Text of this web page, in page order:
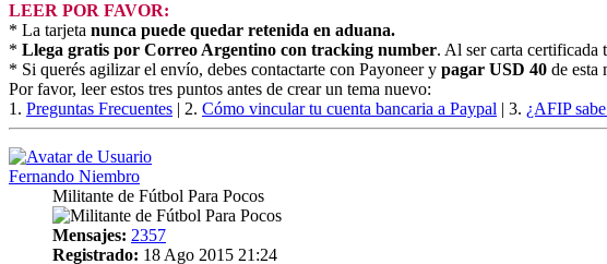
LEER POR FAVOR:
* La tarjeta nunca puede quedar retenida en aduana.
* Llega gratis por Correo Argentino con tracking number. Al ser carta certificada
* Si querés agilizar el envío, debes contactarte con Payoneer y pagar USD 40 de esta
Por favor, leer estos tres puntos antes de crear un tema nuevo:
1. Preguntas Frecuentes | 2. Cómo vincular tu cuenta bancaria a Paypal | 3. ¿AFIP
Fernando Niembro
Militante de Fútbol Para Pocos
Mensajes: 2357
Registrado: 18 Ago 2015 21:24